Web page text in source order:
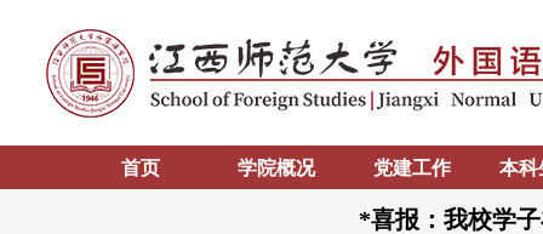
首页 学院概况 党建工作 本科
*喜报：我校学